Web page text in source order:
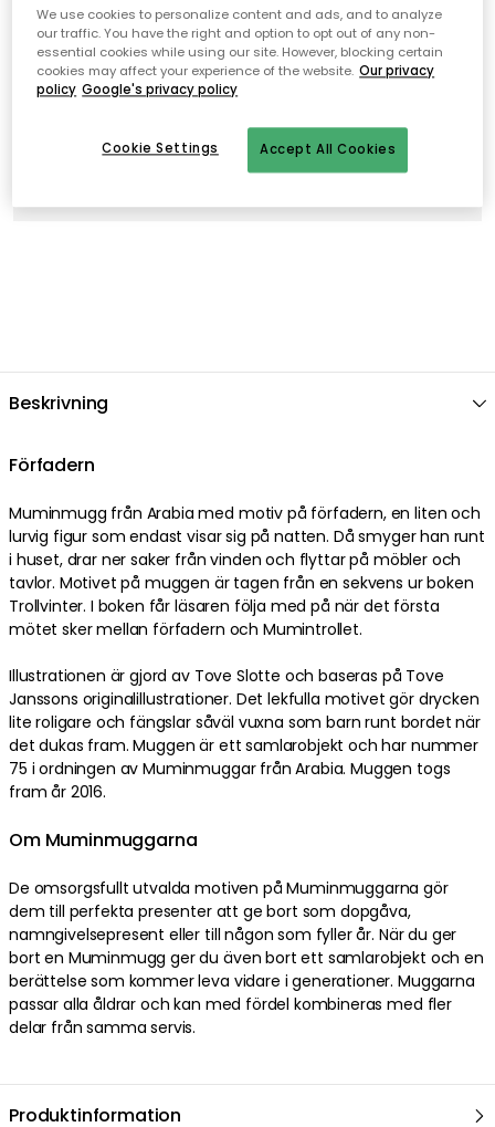
Mumin Kanna 1 L, Förfadern
367 kr
Snabba och flexibla leveranser
Beskrivning
Förfadern
Muminmugg från Arabia med motiv på förfadern, en liten och
lurvig figur som endast visar sig på natten. Då smyger han runt
i huset, drar ner saker från vinden och flyttar på möbler och
tavlor. Motivet på muggen är tagen från en sekvens ur boken
Trollvinter. I boken får läsaren följa med på när det första
mötet sker mellan förfadern och Mumintrollet.
Illustrationen är gjord av Tove Slotte och baseras på Tove
Janssons originalillustrationer. Det lekfulla motivet gör drycken
lite roligare och fängslar såväl vuxna som barn runt bordet när
det dukas fram. Muggen är ett samlarobjekt och har nummer
75 i ordningen av Muminmuggar från Arabia. Muggen togs
fram år 2016.
Om Muminmuggarna
De omsorgsfullt utvalda motiven på Muminmuggarna gör
dem till perfekta presenter att ge bort som dopgåva,
namngivelsepresent eller till någon som fyller år. När du ger
bort en Muminmugg ger du även bort ett samlarobjekt och en
berättelse som kommer leva vidare i generationer. Muggarna
passar alla åldrar och kan med fördel kombineras med fler
delar från samma servis.
Produktinformation
We use cookies to personalize content and ads, and to analyze
our traffic. You have the right and option to opt out of any non-
essential cookies while using our site. However, blocking certain
cookies may affect your experience of the website. Our privacy
policy Google's privacy policy
Accept All Cookies
Cookie Settings